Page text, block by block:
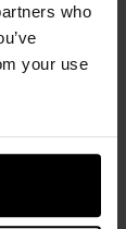
who
your use